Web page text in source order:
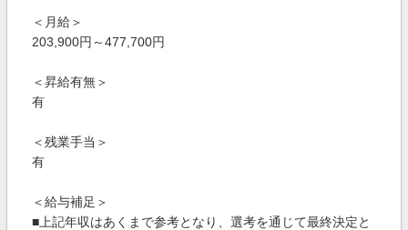
＜月給＞
203,900円～477,700円
＜昇給有無＞
有
＜残業手当＞
有
＜給与補足＞
■上記年収はあくまで参考となり、選考を通じて最終決定と